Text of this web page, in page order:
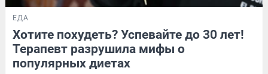
ЕДА
Хотите похудеть? Успевайте до 30 лет!
Терапевт разрушила мифы о
популярных диетах